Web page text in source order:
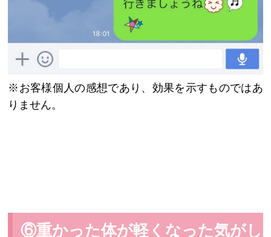
※お客様個人の感想であり、効果を示すものではあ
りません。
⑥重かった体が軽くなった気がし